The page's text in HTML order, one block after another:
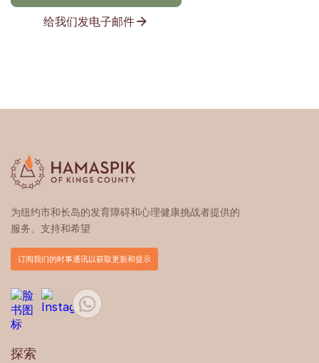
给我们发电子邮件
为纽约市和长岛的发育障碍和心理健康挑战者提供的
服务、支持和希望
订阅我们的时事通讯以获取更新和提示
探索